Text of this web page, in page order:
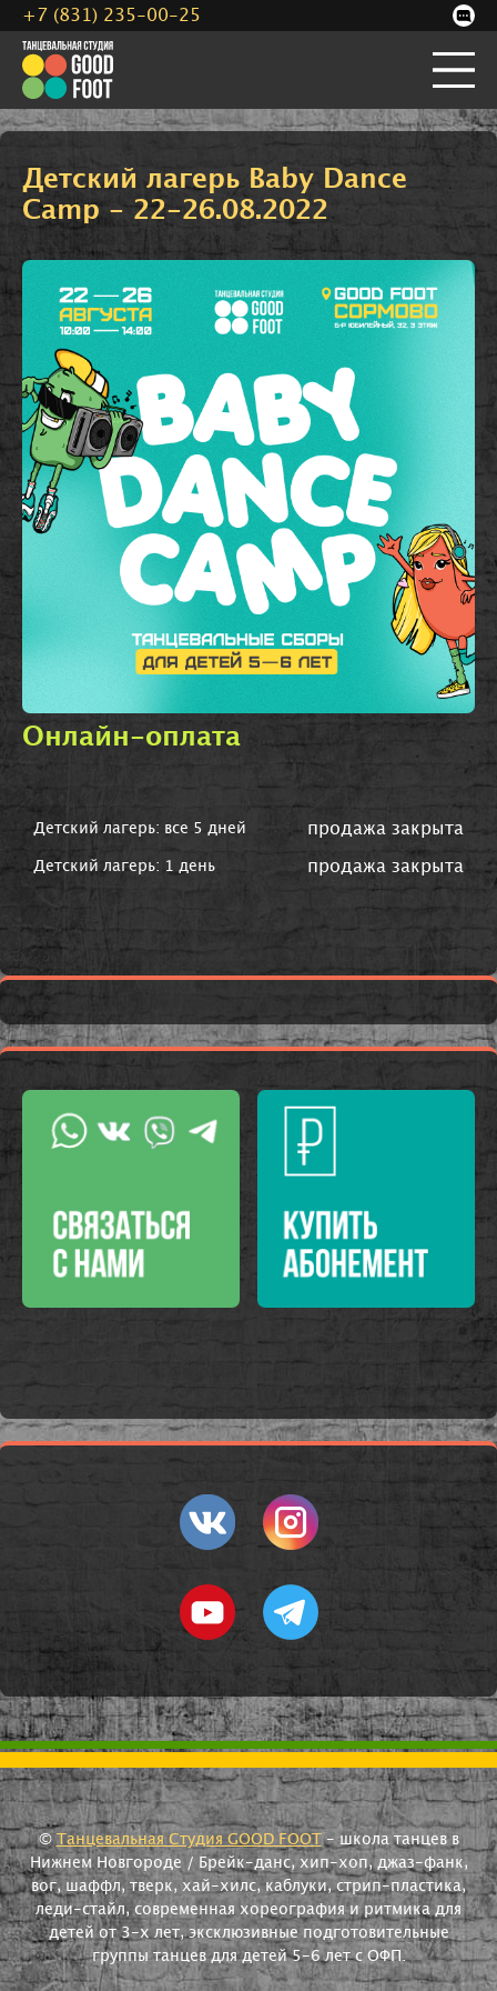
Детский лагерь Baby Dance
Camp - 22-26.08.2022
Онлайн-оплата
Детский лагерь: все 5 дней продажа закрыта
Детский лагерь: 1 день продажа закрыта
©Танцевальная Студия GOOD FOOT - школа танцев в
Нижнем Новгороде / Брейк-данс, хип-хоп, джаз-фанк,
вог, шаффл, тверк, хай-хилс, каблуки, стрип-пластика,
леди-стайл, современная хореография и ритмика для
детей от 3-х лет, эксклюзивные подготовительные
группы танцев для детей 5-6 лет с ОФП.
+7 (831) 235-00-25